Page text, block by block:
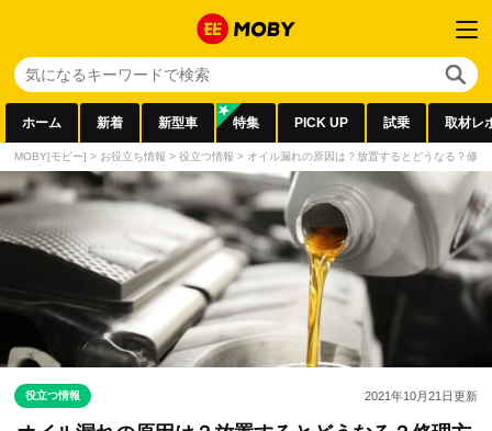
ホーム 新着 新型車 特集 PICK UP 試乗 取材レ
MOBY[モビー] > お役立ち情報 > 役立つ情報 > オイル漏れの原因は？放置するとどうなる？修
役立つ情報 2021年10月21日更新